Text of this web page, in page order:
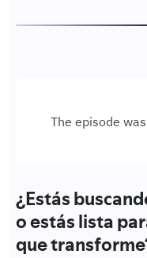
¿Estás
o estás lista
que